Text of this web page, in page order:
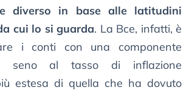
diverso in base alle latitudini
cui lo si guarda. La Bce, infatti, è
i conti con una componente
seno al tasso di inflazione
estesa di quella che ha dovuto